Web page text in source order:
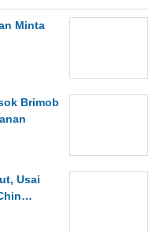
Minta
Brimob
Usai